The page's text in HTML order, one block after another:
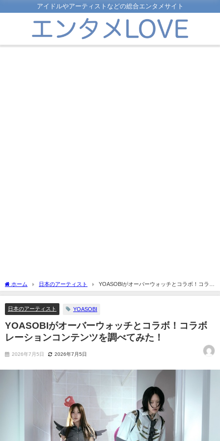
アイドルやアーティストなどの総合エンタメサイト
ホーム 日本のアーティスト
YOASOBIがオーバーウォッチとコラボ！コラボ
レーションコンテンツを調べてみた！
日本のアーティスト YOASOBI
YOASOBIがオーバーウォッチとコラボ！コラボ
レーションコンテンツを調べてみた！
2026年7月5日 2026年7月5日